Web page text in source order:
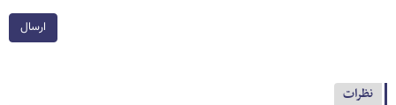
ارسال
نظرات